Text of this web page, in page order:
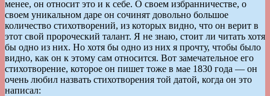
менее, он относит это и к себе. О своем избранничестве, о
своем уникальном даре он сочинят довольно большое
количество стихотворений, из которых видно, что он верит в
этот свой пророческий талант. Я не знаю, стоит ли читать хотя
бы одно из них. Но хотя бы одно из них я прочту, чтобы было
видно, как он к этому сам относится. Вот замечательное его
стихотворение, которое он пишет тоже в мае 1830 года — он
очень любил назвать стихотворения той датой, когда он это
написал: